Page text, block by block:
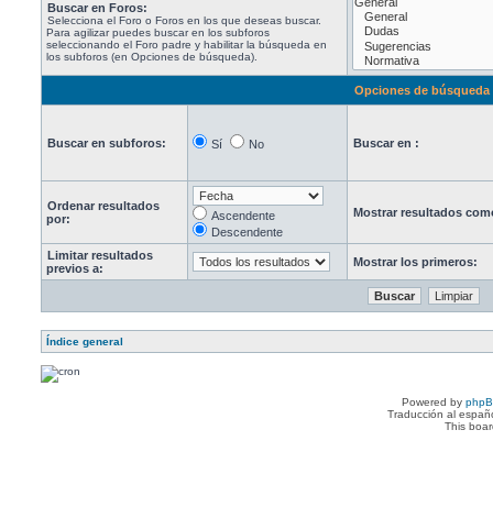
Buscar en Foros:
Selecciona el Foro o Foros en los que deseas buscar.
Para agilizar puedes buscar en los subforos
seleccionando el Foro padre y habilitar la búsqueda en
los subforos (en Opciones de búsqueda).
Opciones de búsqueda
Buscar en subforos: Sí No Buscar en :
Ordenar resultados
por:
Ascendente
Descendente
Mostrar resultados
Limitar resultados
previos a:
Mostrar los primeros:
Índice general
Powered by
Traducción al
This